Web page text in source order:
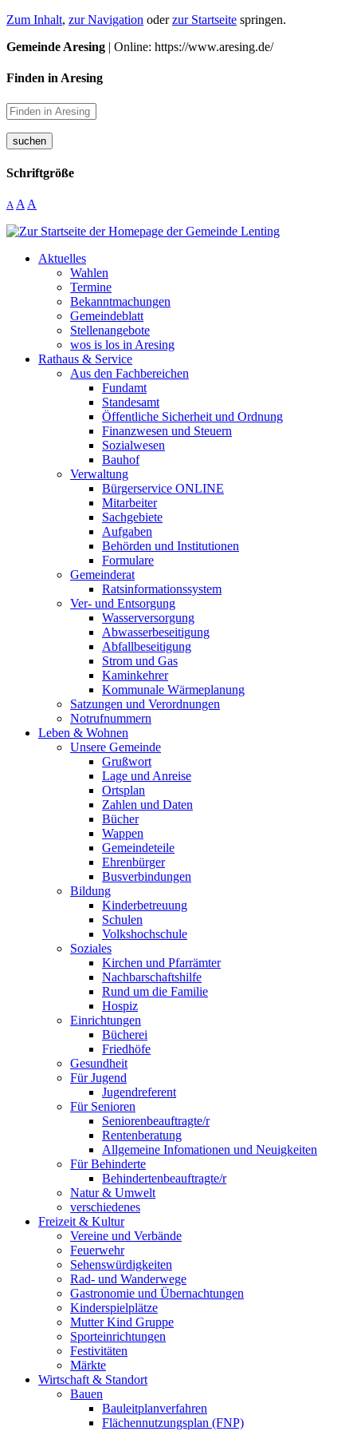
Zum Inhalt, zur Navigation oderzur Startseite springen.
Gemeinde Aresing | Online: https://www.aresing.de/
Finden in Aresing
suchen
Schriftgröße
A A A
Aktuelles
Wahlen
Termine
Bekanntmachungen
Gemeindeblatt
Stellenangebote
wos is los in Aresing
Rathaus & Service
Aus den Fachbereichen
Fundamt
Standesamt
Öffentliche Sicherheit und Ordnung
Finanzwesen und Steuern
Sozialwesen
Bauhof
Verwaltung
Bürgerservice ONLINE
Mitarbeiter
Sachgebiete
Aufgaben
Behörden und Institutionen
Formulare
Gemeinderat
Ratsinformationssystem
Ver- und Entsorgung
Wasserversorgung
Abwasserbeseitigung
Abfallbeseitigung
Strom und Gas
Kaminkehrer
Kommunale Wärmeplanung
Satzungen und Verordnungen
Notrufnummern
Leben & Wohnen
Unsere Gemeinde
Grußwort
Lage und Anreise
Ortsplan
Zahlen und Daten
Bücher
Wappen
Gemeindeteile
Ehrenbürger
Busverbindungen
Bildung
Kinderbetreuung
Schulen
Volkshochschule
Soziales
Kirchen und Pfarrämter
Nachbarschaftshilfe
Rund um die Familie
Hospiz
Einrichtungen
Bücherei
Friedhöfe
Gesundheit
Für Jugend
Jugendreferent
Für Senioren
Seniorenbeauftragte/r
Rentenberatung
Allgemeine Infomationen und Neuigkeiten
Für Behinderte
Behindertenbeauftragte/r
Natur & Umwelt
verschiedenes
Freizeit & Kultur
Vereine und Verbände
Feuerwehr
Sehenswürdigkeiten
Rad- und Wanderwege
Gastronomie und Übernachtungen
Kinderspielplätze
Mutter Kind Gruppe
Sporteinrichtungen
Festivitäten
Märkte
Wirtschaft & Standort
Bauen
Bauleitplanverfahren
Flächennutzungsplan (FNP)